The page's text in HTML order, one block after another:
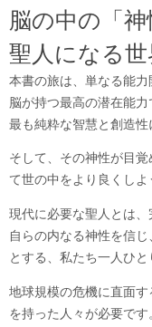
脳の中の「
聖人になる
本書の旅は、単なる能
脳が持つ最高の潜在能力
最も純粋な智慧と創造性
そして、その神性が目
て世の中をより良くしよ
現代に必要な聖人とは、
自らの内なる神性を信
とする、私たち一人ひと
地球規模の危機に直面す
を持った人々が必要で